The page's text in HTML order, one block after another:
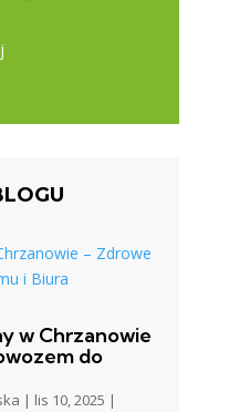
w Chrzanowie
do
| lis 10, 2025 |